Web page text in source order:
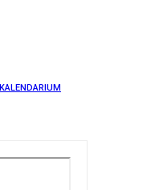
KALENDARIUM